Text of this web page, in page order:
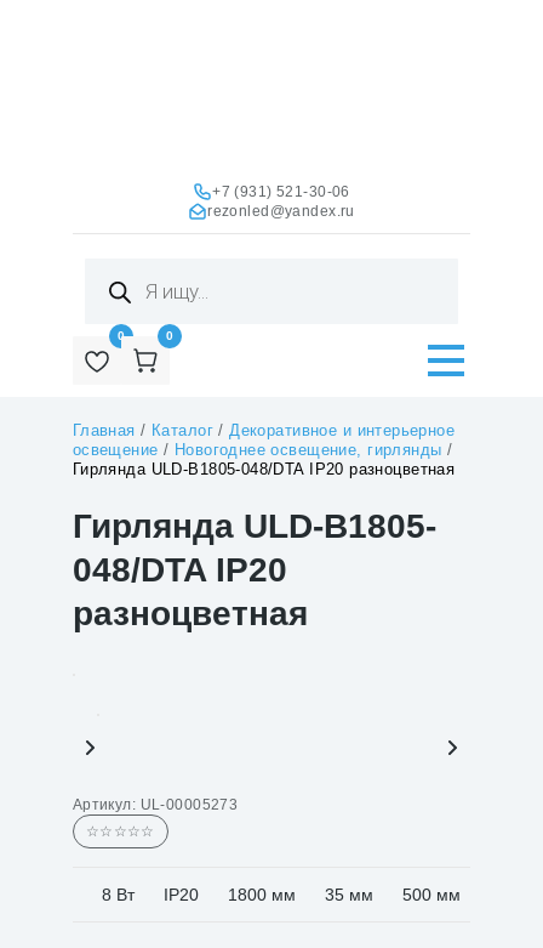
+7 (931) 521-30-06
rezonled@yandex.ru
товаров
0 0
Главная / Каталог/Декоративное и интерьерное
освещение / Новогоднее освещение, гирлянды /
Гирлянда ULD-B1805-048/DTA IP20 разноцветная
Гирлянда ULD-B1805-
048/DTA IP20
разноцветная
Артикул: UL-00005273
☆☆☆☆☆
8 Вт IP20 1800 мм 35 мм 500 мм